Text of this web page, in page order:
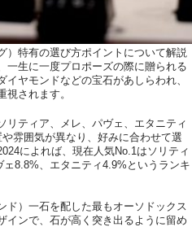
）特有の選び方ポイントについて解説
一生に一度プロポーズの際に贈られる
ヤモンドなどの宝石があしらわれ、
視されます。
リティア、メレ、パヴェ、エタニティ
雰囲気が異なり、好みに合わせて選
によれば、現在人気No.1はソリティ
8.8%、エタニティ4.9%というランキ
ド）一石を配した最もオーソドックス
インで、石が高く突き出るように留め